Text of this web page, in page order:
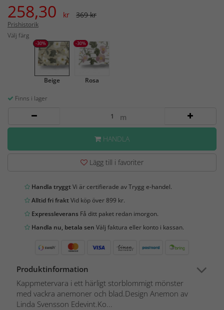
258,30 kr 369 kr
Prishistorik
Välj färg
-30%
Beige
-30%
Rosa
Finns i lager
m
HANDLA
Lägg till i favoriter
Handla tryggtVi är certifierade av Trygg e-handel.
Alltid fri fraktVid köp över 899 kr.
Expressleverans Få ditt paket redan imorgon.
Handla nu, betala sen Välj faktura eller konto i kassan.
Produktinformation
Kappmetervara i ett härligt storblommigt mönster
med vackra anemoner och blad.Design Anemon av
Linda Svensson Edevint.Ko...